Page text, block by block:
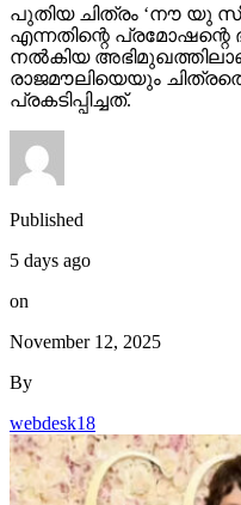
പുതിയ ചിത്രം ‘നൗ യു
എന്നതിന്റെ
നല്‍കിയ
രാജമൗലിയെയും
പ്രകടിപ്പിച്ചത്.
Published
5 days ago
on
November 12, 2025
By
webdesk18